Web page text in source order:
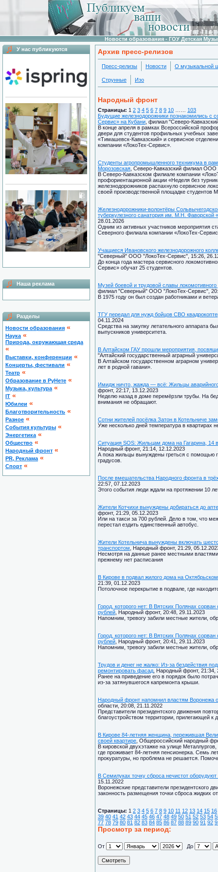
Новости образования - ГОУ Детская
У нас публикуются
Наша реклама
Разделы
Новости образования «
Наука «
Природа, окружающая среда
«
Выставки, конференции «
Концерты, фестивали «
Театр «
Образование в РуНете «
Музыка, культура «
IT «
Юбилеи «
Благотворительность «
Разное «
Cобытия культуры «
Энергетика «
Общество «
Народный фронт «
PR, Реклама «
Спорт «
Архив пресс-релизов
Пресс-релизы Новости О музыкальной
Струнные Изо
Народный фронт
Страницы: 1 2 3 4 5 6 7 8 9 10
103
Будущие железнодорожники познакомились с
Сервис» на Кубани , филиал "Северо-
В конце апреля в рамках Всероссийской
двери для студентов профильных учебных
«Тимашевск-Кавказский» и сервисное
компании «ЛокоТех-Сервис».
Студенты агропромышленного техникума в
Морозовская , Северо-Кавказский филиал
В Северо-Кавказском филиале компании
профориентационной акции «Неделя без
железнодорожников распахнуло сервисное
своей производственной площадке студентов
Железнодорожники-волонтёры
туберкулезного санатория им. М.Н. Фаворской
28.01.2026
Одним из активных участников мероприятия
Северного филиала компании «ЛокоТех-
Учащиеся Ивановского железнодорожного
"Северный" ООО "ЛокоТех-Сервис", 15:26,
До конца года мастера сервисного
Сервис» обучат 25 студентов.
Музей боевой и трудовой славы
филиал "Северный" ООО "ЛокоТех-Сервис",
В 1975 году он был создан работниками и
ТГУ передал для нужд бойцов СВО
04.11.2024
Средства на закупку летательного аппарата
выпускников университета.
В Алтайском ГАУ прошли мероприятия,
"Алтайский государственный аграрный
В Алтайском государственном аграрном
лет в родной гавани».
Имидж ничто, жажда — всё: Жильцы
фронт, 22:17, 13.12.2023
Неделю назад в доме перемёрзли трубы. На
внимания не обращают.
Сотни жителей посёлка Затон в Котельниче
Уже несколько дней температура в квартирах
Ситуация SOS: Жильцам дома на Гагарина, 14
Народный фронт, 21:14, 12.12.2023
А пока жильцы вынуждены греться с помощью
градусов.
После вмешательства Народного фронта в
22:57, 07.12.2023
Этого события люди ждали на протяжении 10
Жители Котчихи вынуждены добираться до
фронт, 21:29, 05.12.2023
Или на такси за 700 рублей. Дело в том, что
перестал ездить единственный автобус.
Жители Котельнича вынуждены включать
транспортом , Народный фронт, 21:29,
Несмотря на данные ранее местными
прежнему нет расписания
В Кирове в подвал жилого дома на
21:39, 01.12.2023
Потолочное перекрытие в подвале, где
Город, которого нет: В Вятских Полянах
рублей , Народный фронт, 20:48, 29.11.2023
Напомним, тревогу забили местные жители,
Город, которого нет: В Вятских Полянах
рублей , Народный фронт, 20:41, 29.11.2023
Напомним, тревогу забили местные жители,
Трудов и денег не жалко: Из-за бездействия
ремонтировать фасад , Народный фронт, 21:34,
Ранее на приведение его в порядок было
из-за затянувшегося капремонта крыши.
Народный фронт напомнил властям Воронежа
области, 20:08, 21.11.2022
Представители президентского движения
благоустройством территории, прилегающей
В Кирове 84-летняя женщина, пережившая
своей квартире , Общероссийский народный
В кировской двухэтажке на улице
где проживает 84-летняя пенсионерка. Семь
прокуратуры, но проблема не решается.
В Семилуках точку сброса нечистот
15.11.2022
Воронежские представители президентского
законность размещения точки сброса жидких
Страницы: 1 2 3 4 5 6 7 8 9 10 11 12 13 14 15 16
39 40 41 42 43 44 45 46 47 48 49 50 51 52 53 54
77 78 79 80 81 82 83 84 85 86 87 88 89 90 91 92
Просмотр за период:
От До